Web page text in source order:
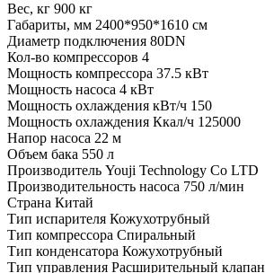
Вес, кг 900 кг
Габариты, мм 2400*950*1610 см
Диаметр подключения 80DN
Кол-во компрессоров 4
Мощность компрессора 37.5 кВт
Мощность насоса 4 кВт
Мощность охлаждения кВт/ч 150
Мощность охлаждения Ккал/ч 125000
Напор насоса 22 м
Объем бака 550 л
Производитель Youji Technology Co LTD
Производительность насоса 750 л/мин
Страна Китай
Тип испарителя Кожухотрубный
Тип компрессора Спиральный
Тип конденсатора Кожухотрубный
Тип управления Расширительный клапан